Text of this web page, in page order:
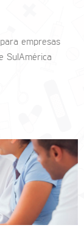
empresas
SulAmérica